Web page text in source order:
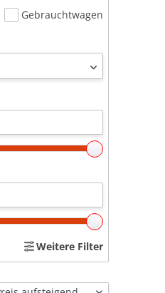
Gebrauchtwagen
Weitere Filter